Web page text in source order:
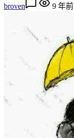
broven
9 年前